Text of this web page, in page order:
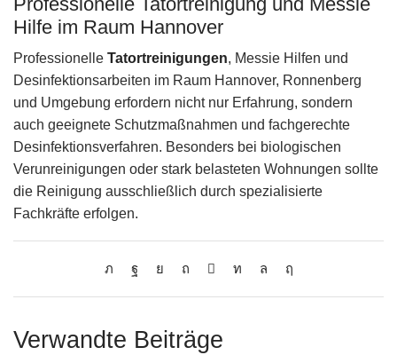
Hilfe im Raum Hannover
Professionelle Tatortreinigungen, Messie Hilfen und
Desinfektionsarbeiten im Raum Hannover, Ronnenberg
und Umgebung erfordern nicht nur Erfahrung, sondern
auch geeignete Schutzmaßnahmen und fachgerechte
Desinfektionsverfahren. Besonders bei biologischen
Verunreinigungen oder stark belasteten Wohnungen sollte
die Reinigung ausschließlich durch spezialisierte
Fachkräfte erfolgen.
Verwandte Beiträge